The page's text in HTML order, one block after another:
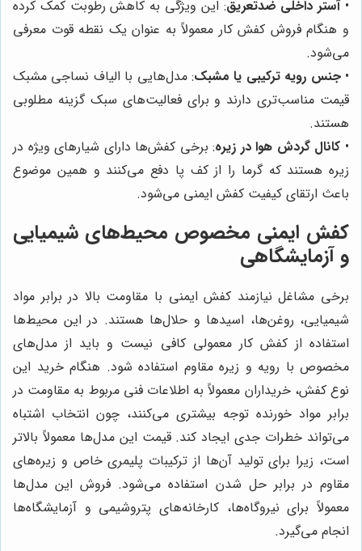
•آستر داخلی ضدتعریق: این ویژگی به کاهش رطوبت کمک کرده
و هنگام فروش کفش کار معمولاً به عنوان یک نقطه قوت معرفی
می‌شود.
•جنس رویه ترکیبی یا مشبک: مدل‌هایی با الیاف نساجی مشبک
قیمت مناسب‌تری دارند و برای فعالیت‌های سبک گزینه مطلوبی
هستند.
• کانال گردش هوا در زیره: برخی کفش‌ها دارای شیارهای ویژه در
زیره هستند که گرما را از کف پا دفع می‌کنند و همین موضوع
باعث ارتقای کیفیت کفش ایمنی می‌شود.
کفش ایمنی مخصوص محیط‌های شیمیایی
و آزمایشگاهی
برخی مشاغل نیازمند کفش ایمنی با مقاومت بالا در برابر مواد
شیمیایی، روغن‌ها، اسیدها و حلال‌ها هستند. در این محیط‌ها
استفاده از کفش کار معمولی کافی نیست و باید از مدل‌های
مخصوص با رویه و زیره مقاوم استفاده شود. هنگام خرید این
نوع کفش، خریداران معمولاً به اطلاعات فنی مربوط به مقاومت در
برابر مواد خورنده توجه بیشتری می‌کنند، چون انتخاب اشتباه
می‌تواند خطرات جدی ایجاد کند. قیمت این مدل‌ها معمولاً بالاتر
است، زیرا برای تولید آن‌ها از ترکیبات پلیمری خاص و زیره‌های
مقاوم در برابر حل شدن استفاده می‌شود. فروش این مدل‌ها
معمولاً برای نیروگاه‌ها، کارخانه‌های پتروشیمی و آزمایشگاه‌ها
انجام می‌گیرد.